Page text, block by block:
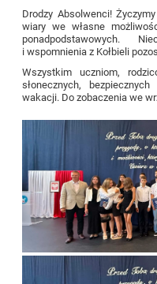
Drodzy Absolwenci!
wiary we własne
ponadpodstawowych.
i wspomnienia z Kołbieli
Wszystkim uczniom,
słonecznych,
wakacji. Do zobaczenia we